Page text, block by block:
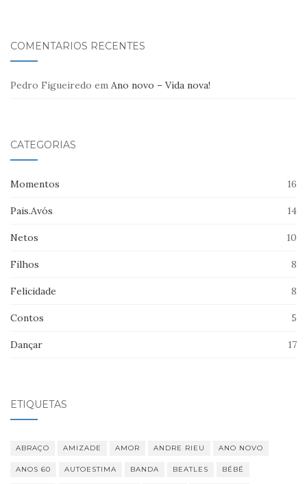
COMENTÁRIOS RECENTES
Pedro Figueiredo em Ano novo – Vida nova!
CATEGORIAS
Momentos 16
Pais.Avós 14
Netos 10
Filhos 8
Felicidade 8
Contos 5
Dançar 17
ETIQUETAS
ABRAÇO AMIZADE AMOR ANDRE RIEU ANO NOVO
ANOS 60 AUTOESTIMA BANDA BEATLES BÉBÉ